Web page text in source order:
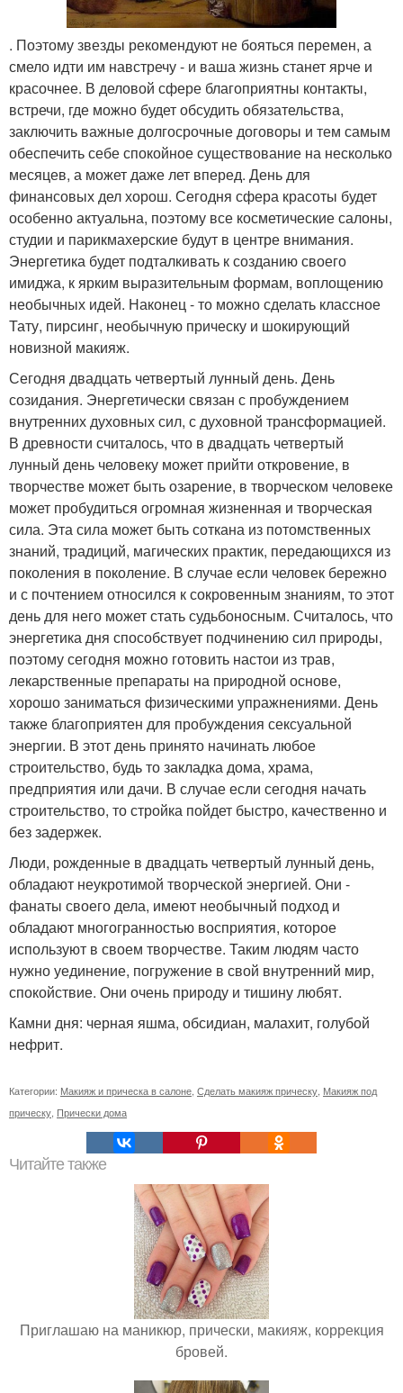
. Поэтому звезды рекомендуют не бояться перемен, а
смело идти им навстречу - и ваша жизнь станет ярче и
красочнее. В деловой сфере благоприятны контакты,
встречи, где можно будет обсудить обязательства,
заключить важные долгосрочные договоры и тем самым
обеспечить себе спокойное существование на несколько
месяцев, а может даже лет вперед. День для
финансовых дел хорош. Сегодня сфера красоты будет
особенно актуальна, поэтому все косметические салоны,
студии и парикмахерские будут в центре внимания.
Энергетика будет подталкивать к созданию своего
имиджа, к ярким выразительным формам, воплощению
необычных идей. Наконец - то можно сделать классное
Тату, пирсинг, необычную прическу и шокирующий
новизной макияж.
Сегодня двадцать четвертый лунный день. День
созидания. Энергетически связан с пробуждением
внутренних духовных сил, с духовной трансформацией.
В древности считалось, что в двадцать четвертый
лунный день человеку может прийти откровение, в
творчестве может быть озарение, в творческом человеке
может пробудиться огромная жизненная и творческая
сила. Эта сила может быть соткана из потомственных
знаний, традиций, магических практик, передающихся из
поколения в поколение. В случае если человек бережно
и с почтением относился к сокровенным знаниям, то этот
день для него может стать судьбоносным. Считалось, что
энергетика дня способствует подчинению сил природы,
поэтому сегодня можно готовить настои из трав,
лекарственные препараты на природной основе,
хорошо заниматься физическими упражнениями. День
также благоприятен для пробуждения сексуальной
энергии. В этот день принято начинать любое
строительство, будь то закладка дома, храма,
предприятия или дачи. В случае если сегодня начать
строительство, то стройка пойдет быстро, качественно и
без задержек.
Люди, рожденные в двадцать четвертый лунный день,
обладают неукротимой творческой энергией. Они -
фанаты своего дела, имеют необычный подход и
обладают многогранностью восприятия, которое
используют в своем творчестве. Таким людям часто
нужно уединение, погружение в свой внутренний мир,
спокойствие. Они очень природу и тишину любят.
Камни дня: черная яшма, обсидиан, малахит, голубой
нефрит.
Категории: Макияж и прическа в салоне Сделать макияж прическу Макияж под
прическу Прически дома
Читайте также
Приглашаю на маникюр, прически, макияж, коррекция
бровей.